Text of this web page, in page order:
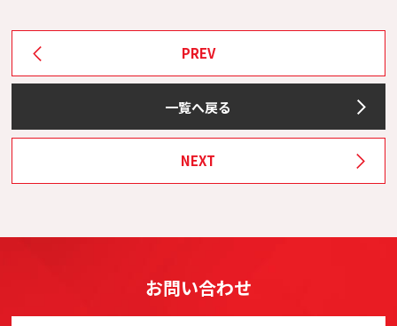
PREV
一覧へ戻る
NEXT
お問い合わせ